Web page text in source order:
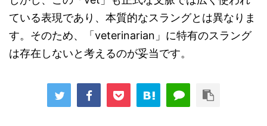
ている表現であり、本質的なスラングとは異なりま
す。そのため、「veterinarian」に特有のスラング
は存在しないと考えるのが妥当です。